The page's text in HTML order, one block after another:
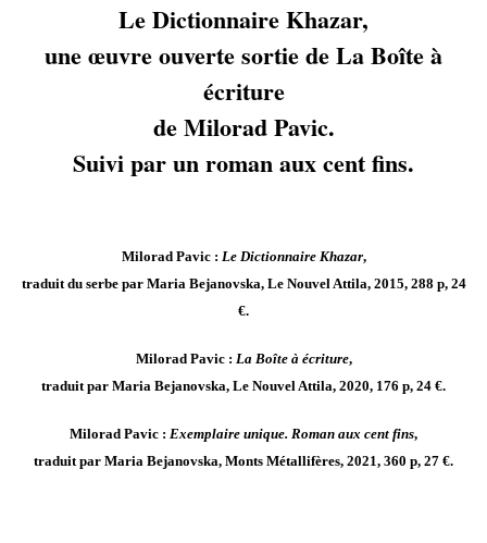
Le Dictionnaire Khazar,
une œuvre ouverte sortie de La Boîte à
écriture
de Milorad Pavic.
Suivi par un roman aux cent fins.
Milorad Pavic : Le Dictionnaire Khazar,
traduit du serbe par Maria Bejanovska, Le Nouvel Attila, 2015, 288 p, 24
€.
Milorad Pavic : La Boîte à écriture,
traduit par Maria Bejanovska, Le Nouvel Attila, 2020, 176 p, 24 €.
Milorad Pavic : Exemplaire unique. Roman aux cent fins,
traduit par Maria Bejanovska, Monts Métallifères, 2021, 360 p, 27 €.